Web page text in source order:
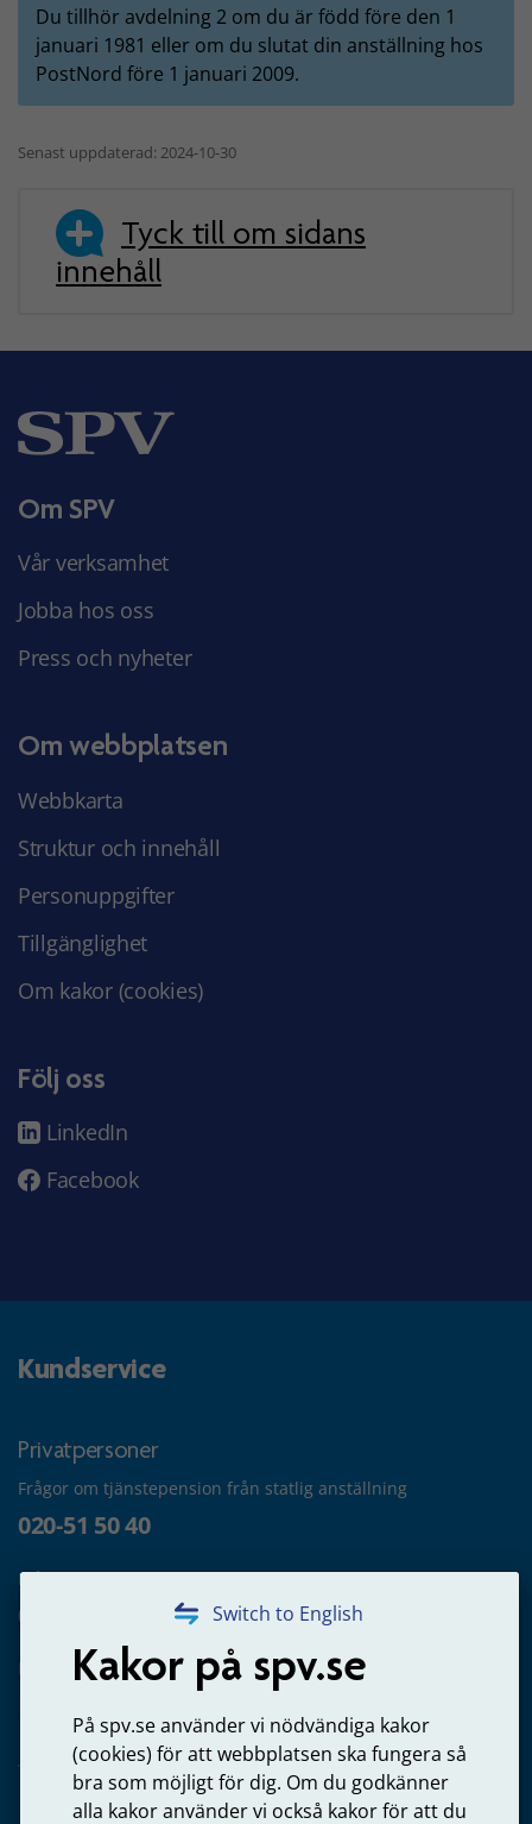
Switch to English
Kakor på spv.se
På spv.se använder vi nödvändiga kakor
(cookies) för att webbplatsen ska fungera så
bra som möjligt för dig. Om du godkänner
alla kakor använder vi också kakor för att du
Du tillhör avdelning 2 om du är född före den 1
januari 1981 eller om du slutat din anställning hos
PostNord före 1 januari 2009.
Senast uppdaterad: 2024-10-30
Tyck till om sidans
innehåll
Om SPV
Vår verksamhet
Jobba hos oss
Press och nyheter
Om webbplatsen
Webbkarta
Struktur och innehåll
Personuppgifter
Tillgänglighet
Om kakor (cookies)
Följ oss
LinkedIn
Facebook
Kundservice
Privatpersoner
Frågor om tjänstepension från statlig anställning
020-51 50 40
Frågor om utbetalning
020-65 00 65
Kontakta oss